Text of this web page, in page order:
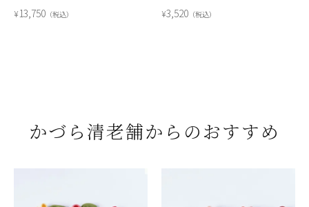
¥13,750 税込 ¥3,520 税込
かづら清老舗からのおすすめ